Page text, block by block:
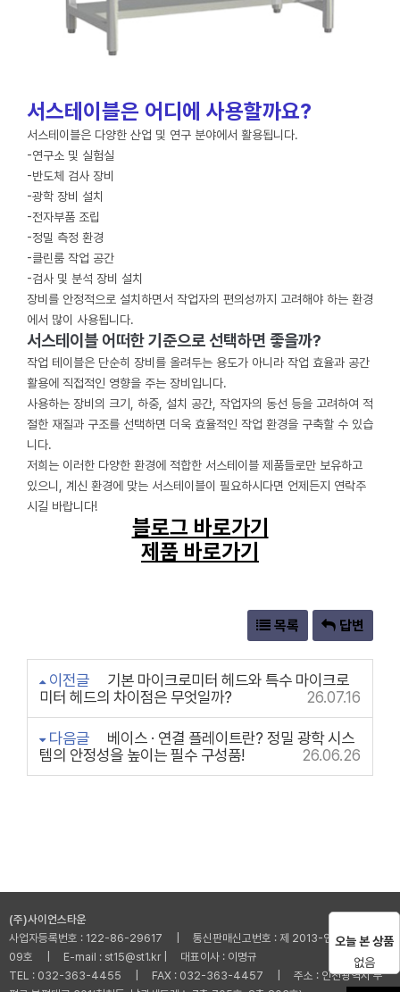
서스테이블은 어디에 사용할까요?
서스테이블은 다양한 산업 및 연구 분야에서 활용됩니다.
-연구소 및 실험실
-반도체 검사 장비
-광학 장비 설치
-전자부품 조립
-정밀 측정 환경
-클린룸 작업 공간
-검사 및 분석 장비 설치
장비를 안정적으로 설치하면서 작업자의 편의성까지 고려해야 하는 환경
에서 많이 사용됩니다.
서스테이블 어떠한 기준으로 선택하면 좋을까?
작업 테이블은 단순히 장비를 올려두는 용도가 아니라 작업 효율과 공간
활용에 직접적인 영향을 주는 장비입니다.
사용하는 장비의 크기, 하중, 설치 공간, 작업자의 동선 등을 고려하여 적
절한 재질과 구조를 선택하면 더욱 효율적인 작업 환경을 구축할 수 있습
니다.
저희는 이러한 다양한 환경에 적합한 서스테이블 제품들로만 보유하고
있으니, 계신 환경에 맞는 서스테이블이 필요하시다면 언제든지 연락주
시길 바랍니다!
블로그 바로가기
제품 바로가기
목록 답변
이전글
기본 마이크로미터 헤드와 특수 마이크로
미터 헤드의 차이점은 무엇일까?
26.07.16
다음글
베이스 · 연결 플레이트란? 정밀 광학 시스
템의 안정성을 높이는 필수 구성품!
26.06.26
(주)사이언스타운
사업자등록번호 : 122-86-29617 | 통신판매신고번호 : 제 2013-인천부평-001
09호 | E-mail : st15@st1.kr | 대표이사 : 이명규
TEL : 032-363-4455 | FAX : 032-363-4457 | 주소 : 인천광역시 부
오늘 본 상품
없음